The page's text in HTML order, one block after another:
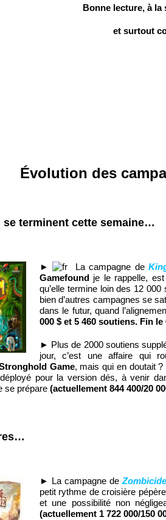
Bonne lecture, à la
et surtout
Évolution des
terminent cette semaine…
► La campagne de
Gamefound je le rappelle,
qu’elle termine loin des 12
bien d’autres campagnes se
dans le futur, quand
000 $ et 5 460 soutiens. Fin le
► Plus de 2000 soutiens
jour, c’est une affaire qui
Game, mais qui en doutait
pour la version dés, à venir
se prépare (actuellement 844 400/20
► La campagne de
petit rythme de croisière
et une possibilité non
(actuellement 1 722 000/150